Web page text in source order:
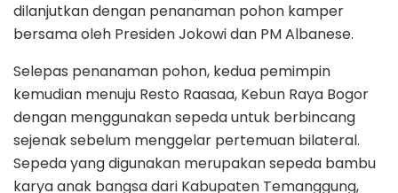
dilanjutkan dengan penanaman pohon kamper
bersama oleh Presiden Jokowi dan PM Albanese.
Selepas penanaman pohon, kedua pemimpin
kemudian menuju Resto Raasaa, Kebun Raya Bogor
dengan menggunakan sepeda untuk berbincang
sejenak sebelum menggelar pertemuan bilateral.
Sepeda yang digunakan merupakan sepeda bambu
karya anak bangsa dari Kabupaten Temanggung,